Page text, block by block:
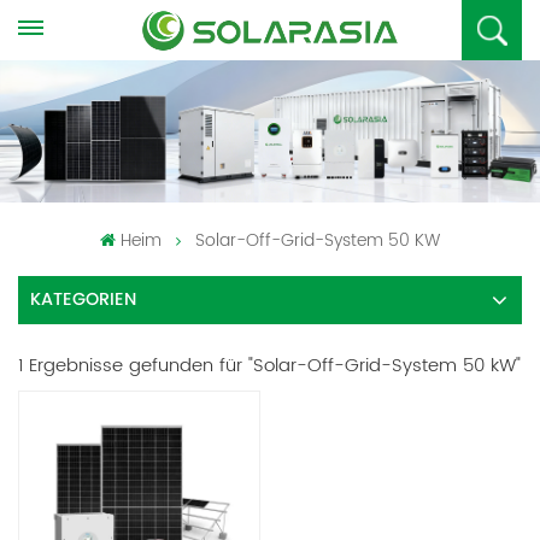
Heim Solar-Off-Grid-System 50 KW
KATEGORIEN
1 Ergebnisse gefunden für "Solar-Off-Grid-System 50 kW"